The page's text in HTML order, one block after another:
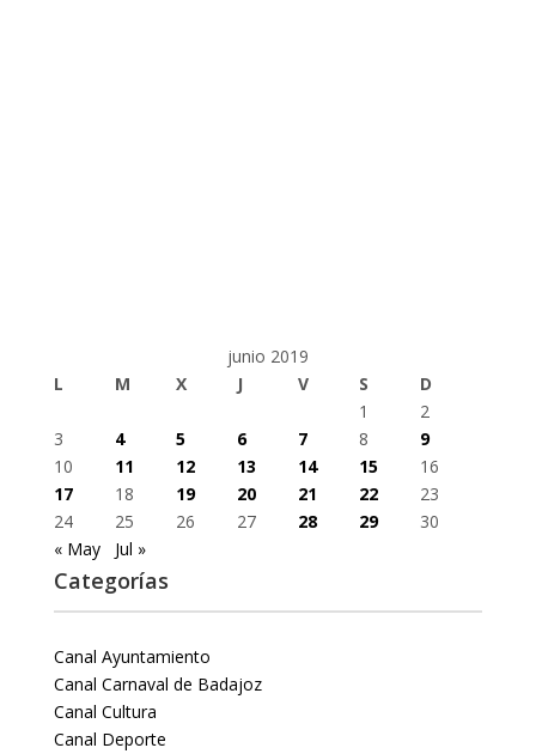
junio 2019
L
M X J V S
D
1
2
3
4 5 6 7 8
9
10
11 12 13 14 15
16
17
18 19 20 21 22
23
24
25 26 27 28 29
30
« May
Jul »
Categorías
Canal Ayuntamiento
Canal Carnaval de Badajoz
Canal Cultura
Canal Deporte